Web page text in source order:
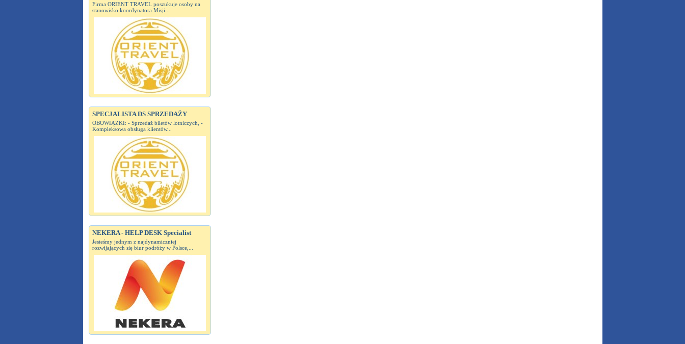
Firma ORIENT TRAVEL poszukuje osoby na
stanowisko koordynatora Misji...
SPECJALISTA DS SPRZEDAŻY
OBOWIĄZKI: - Sprzedaż biletów lotniczych, -
Kompleksowa obsługa klientów...
NEKERA - HELP DESK Specialist
Jesteśmy jednym z najdynamiczniej
rozwijających się biur podróży w Polsce,...